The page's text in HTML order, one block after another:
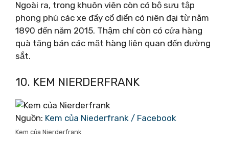
Ngoài ra, trong khuôn viên còn có bộ sưu tập
phong phú các xe đẩy cổ điển có niên đại từ năm
1890 đến năm 2015. Thậm chí còn có cửa hàng
quà tặng bán các mặt hàng liên quan đến đường
sắt.
10. KEM NIERDERFRANK
Nguồn: Kem của Niederfrank / Facebook
Kem của Nierderfrank